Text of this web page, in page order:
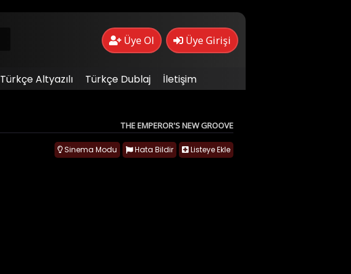
Üye Ol Üye Girişi
Türkçe Altyazılı Türkçe Dublaj İletişim
THE EMPEROR'S NEW GROOVE
Listeye Ekle
Hata Bildir
Sinema Modu